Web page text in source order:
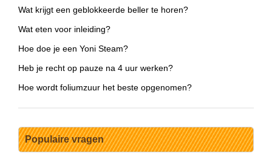
Wat krijgt een geblokkeerde beller te horen?
Wat eten voor inleiding?
Hoe doe je een Yoni Steam?
Heb je recht op pauze na 4 uur werken?
Hoe wordt foliumzuur het beste opgenomen?
Populaire vragen